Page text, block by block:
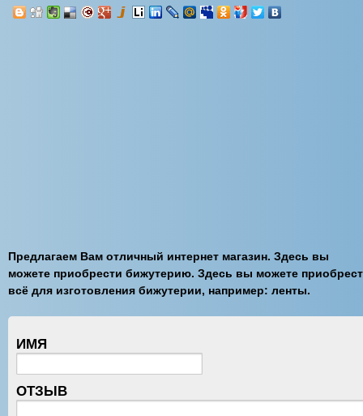
Предлагаем Вам отличный интернет магазин. Здесь вы
можете приобрести бижутерию. Здесь вы можете
всё для изготовления бижутерии, например: ленты.
ИМЯ
ОТЗЫВ